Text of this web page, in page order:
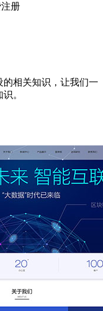
册
相关知识，让我们一
。